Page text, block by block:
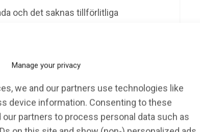
Manage your privacy
we and our partners use technologies like
device information. Consenting to these
partners to process personal data such as
och det saknas tillförlitliga
kan vi se hur svår
gå för patienten framåt, säger
neurokirurgiska vården för
långvariga och allvarliga
Orešič.